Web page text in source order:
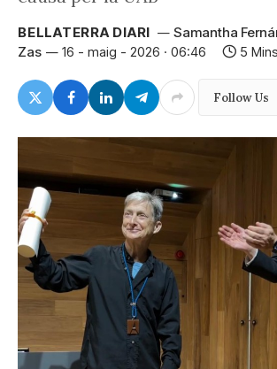
BELLATERRA DIARI
Samantha
Zas
16 - maig - 2026 · 06:46 5
Follow Us